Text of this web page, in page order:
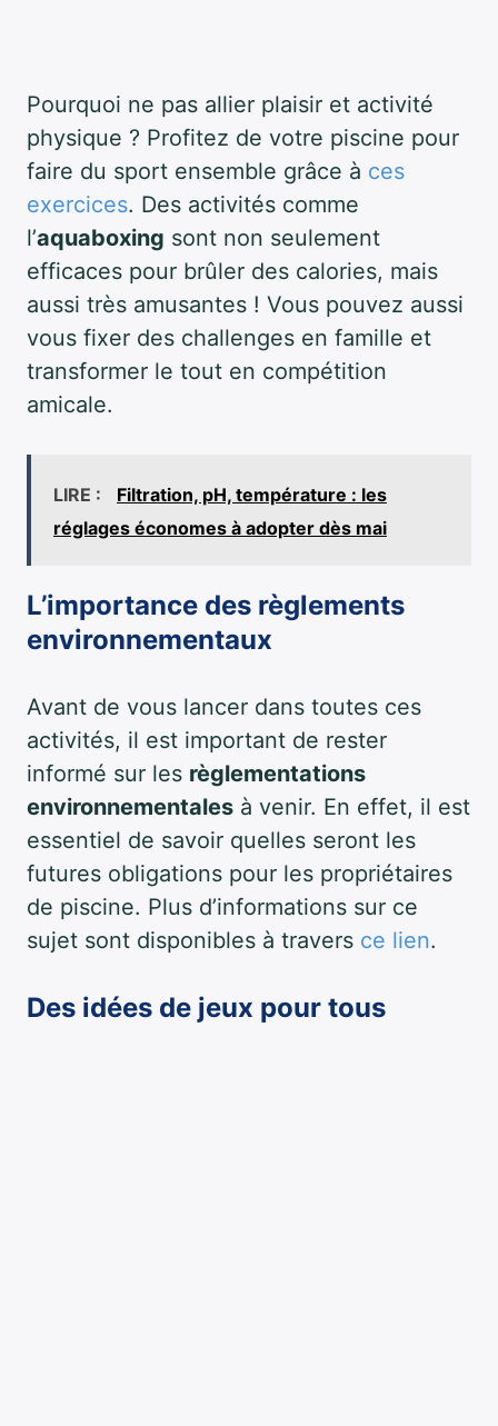
Pourquoi ne pas allier plaisir et activité
physique ? Profitez de votre piscine pour
faire du sport ensemble grâce à ces
exercices. Des activités comme
l’aquaboxing sont non seulement
efficaces pour brûler des calories, mais
aussi très amusantes ! Vous pouvez aussi
vous fixer des challenges en famille et
transformer le tout en compétition
amicale.
LIRE :
Filtration, pH, température : les
réglages économes à adopter dès mai
L’importance des règlements
environnementaux
Avant de vous lancer dans toutes ces
activités, il est important de rester
informé sur les règlementations
environnementales à venir. En effet, il est
essentiel de savoir quelles seront les
futures obligations pour les propriétaires
de piscine. Plus d’informations sur ce
sujet sont disponibles à travers ce lien.
Des idées de jeux pour tous